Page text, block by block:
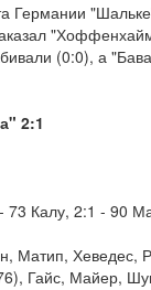
Германии
(0:0), а
2:1
73 Калу, 2:1 - 90
Матип, Хеведес,
Гайс, Майер,